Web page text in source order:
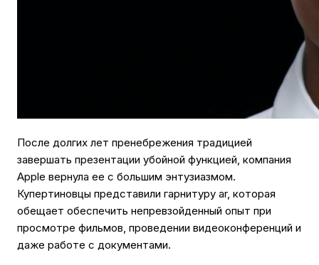
После долгих лет пренебрежения традицией
завершать презентации убойной функцией, компания
Apple вернула ее с большим энтузиазмом.
Купертиновцы представили гарнитуру ar, которая
обещает обеспечить непревзойденный опыт при
просмотре фильмов, проведении видеоконференций и
даже работе с документами.